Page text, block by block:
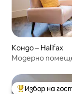
Кондо – Halifax
Модерно
Избор на